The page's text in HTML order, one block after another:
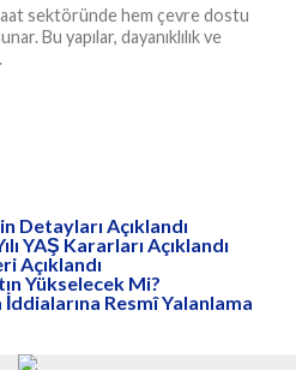
sektöründe hem çevre dostu
Bu yapılar, dayanıklılık ve
Detayları Açıklandı
YAŞ Kararları Açıklandı
Açıklandı
Yükselecek Mi?
Resmî Yalanlama